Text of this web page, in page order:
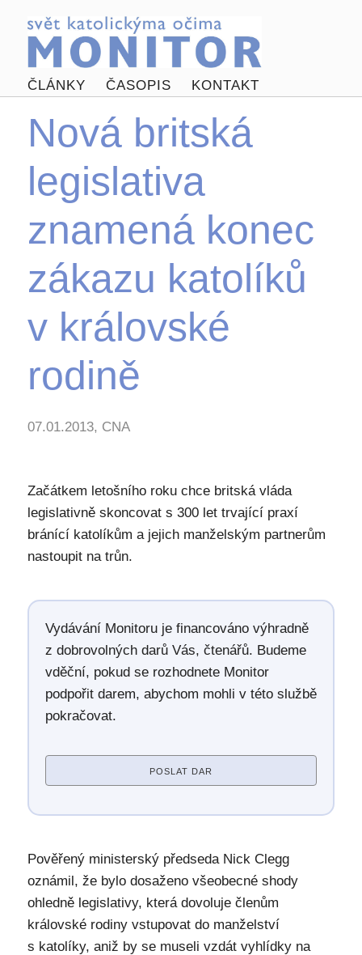
ČLÁNKY ČASOPIS KONTAKT
Nová britská
legislativa
znamená konec
zákazu katolíků
v královské
rodině
07.01.2013, CNA
Začátkem letošního roku chce britská vláda
legislativně skoncovat s 300 let trvající praxí
bránící katolíkům a jejich manželským partnerům
nastoupit na trůn.
Vydávání Monitoru je financováno výhradně
z dobrovolných darů Vás, čtenářů. Budeme
vděční, pokud se rozhodnete Monitor
podpořit darem, abychom mohli v této službě
pokračovat.
POSLAT DAR
Pověřený ministerský předseda Nick Clegg
oznámil, že bylo dosaženo všeobecné shody
ohledně legislativy, která dovoluje členům
královské rodiny vstupovat do manželství
s katolíky, aniž by se museli vzdát vyhlídky na